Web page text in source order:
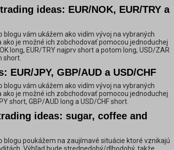
ideas: EUR/NOK, EUR/TRY a
blogu vám ukážem ako vidím vývoj na vybraných
ako je možné ich zobchodovať pomocou jednoduchej
long, EUR/TRY najprv short a potom long, USD/ZAR
short.
EUR/JPY, GBP/AUD a USD/CHF
blogu vám ukážem ako vidím vývoj na vybraných
ako je možné ich zobchodovať pomocou jednoduchej
short, GBP/AUD long a USD/CHF short.
ideas: sugar, coffee and
blogu poukážem na zaujímavé situácie ktoré vznikajú